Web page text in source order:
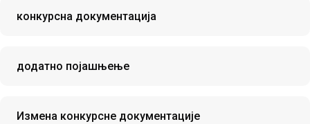
конкурсна документација
додатно појашњење
Измена конкурсне документације